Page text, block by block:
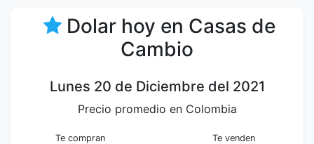
Dolar hoy en Casas de
Cambio
Lunes 20 de Diciembre del 2021
Precio promedio en Colombia
Te compran Te venden